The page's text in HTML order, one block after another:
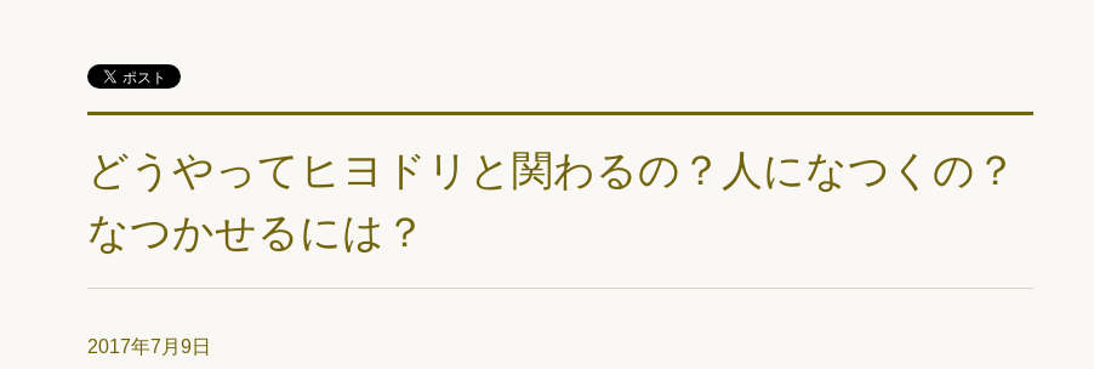
どうやってヒヨドリと関わるの？人になつくの？
なつかせるには？
2017年7月9日